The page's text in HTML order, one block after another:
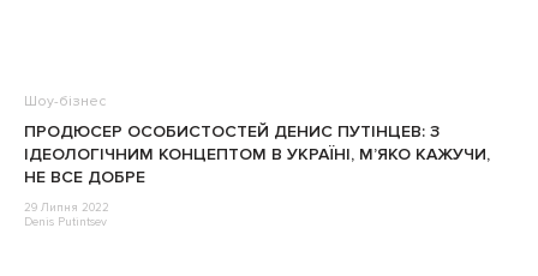
Шоу-бізнес
ПРОДЮСЕР ОСОБИСТОСТЕЙ ДЕНИС ПУТІНЦЕВ: З
ІДЕОЛОГІЧНИМ КОНЦЕПТОМ В УКРАЇНІ, М’ЯКО КАЖУЧИ,
НЕ ВСЕ ДОБРЕ
29 Липня 2022
Denis Putintsev